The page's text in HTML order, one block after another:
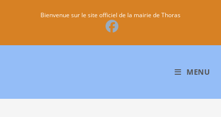
Bienvenue sur le site officiel de la mairie de Thoras
MENU